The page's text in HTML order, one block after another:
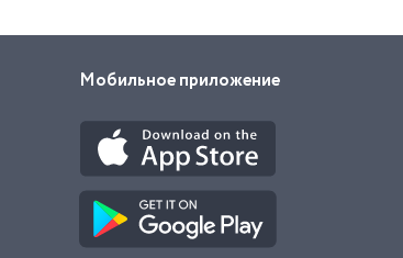
Мобильное приложение